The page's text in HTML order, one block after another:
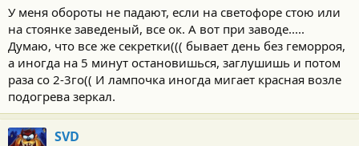
У меня обороты не падают, если на светофоре стою или
на стоянке заведеный, все ок. А вот при заводе.....
Думаю, что все же секретки((( бывает день без геморроя,
а иногда на 5 минут остановишься, заглушишь и потом
раза со 2-3го(( И лампочка иногда мигает красная возле
подогрева зеркал.
SVD